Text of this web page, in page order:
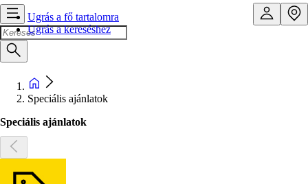
Ugrás a fő tartalomra
Ugrás a kereséshez
Speciális ajánlatok
Speciális ajánlatok